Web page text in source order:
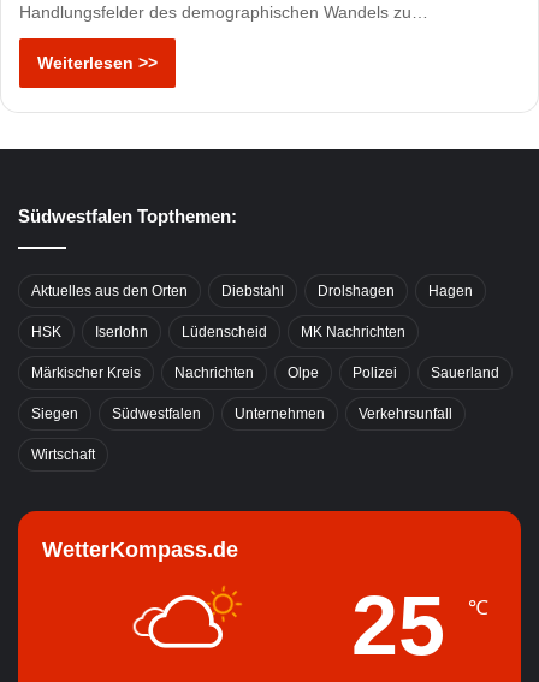
Handlungsfelder des demographischen Wandels zu…
Weiterlesen >>
Südwestfalen Topthemen:
Aktuelles aus den Orten Diebstahl Drolshagen Hagen
HSK Iserlohn Lüdenscheid MK Nachrichten
Märkischer Kreis Nachrichten Olpe Polizei Sauerland
Siegen Südwestfalen Unternehmen Verkehrsunfall
Wirtschaft
WetterKompass.de
25 ℃